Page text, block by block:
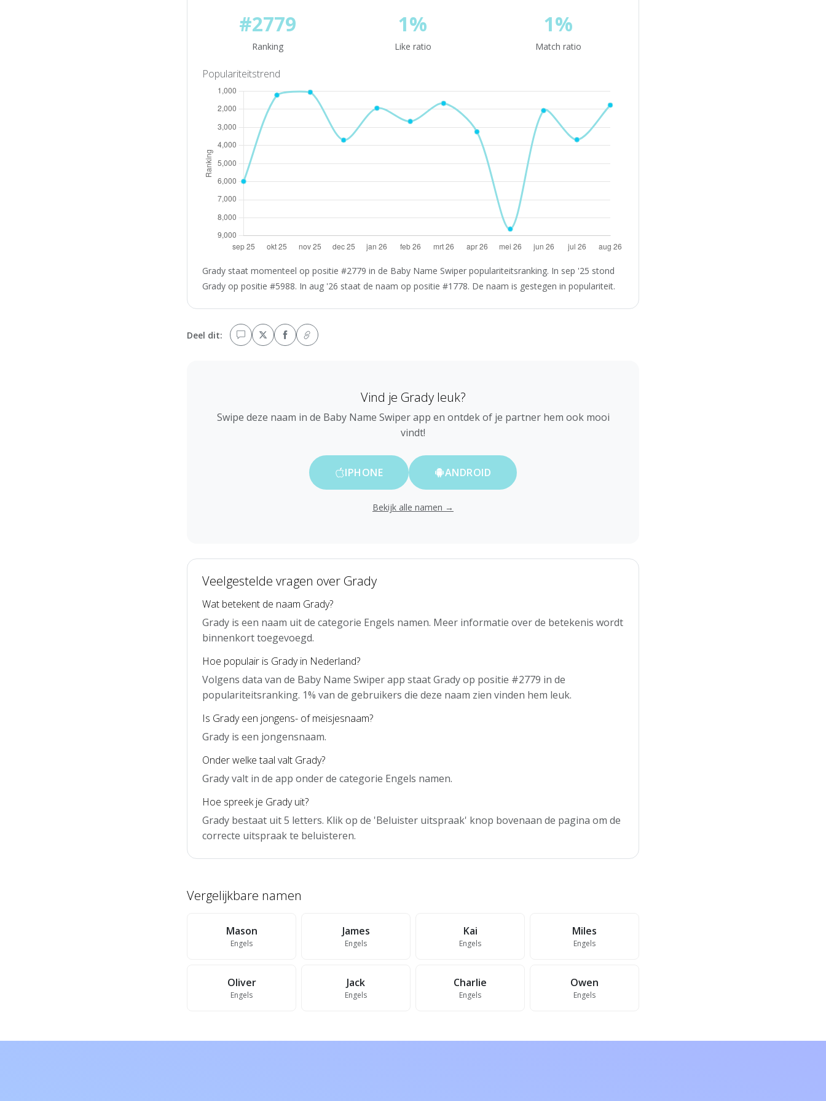
#2779
Ranking
1%
Like ratio
1%
Match ratio
Populariteitstrend
Grady staat momenteel op positie #2779 in de Baby Name Swiper populariteitsranking. In sep '25 stond
Grady op positie #5988. In aug '26 staat de naam op positie #1778. De naam is gestegen in populariteit.
Deel dit:
Vind je Grady leuk?
Swipe deze naam in de Baby Name Swiper app en ontdek of je partner hem ook mooi
vindt!
IPHONE ANDROID
Bekijk alle namen →
Veelgestelde vragen over Grady
Wat betekent de naam Grady?
Grady is een naam uit de categorie Engels namen. Meer informatie over de betekenis wordt
binnenkort toegevoegd.
Hoe populair is Grady in Nederland?
Volgens data van de Baby Name Swiper app staat Grady op positie #2779 in de
populariteitsranking. 1% van de gebruikers die deze naam zien vinden hem leuk.
Is Grady een jongens- of meisjesnaam?
Grady is een jongensnaam.
Onder welke taal valt Grady?
Grady valt in de app onder de categorie Engels namen.
Hoe spreek je Grady uit?
Grady bestaat uit 5 letters. Klik op de 'Beluister uitspraak' knop bovenaan de pagina om de
correcte uitspraak te beluisteren.
Vergelijkbare namen
Mason
Engels
James
Engels
Kai
Engels
Miles
Engels
Oliver
Engels
Jack
Engels
Charlie
Engels
Owen
Engels